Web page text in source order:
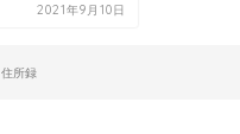
2021年9月10日
住所録